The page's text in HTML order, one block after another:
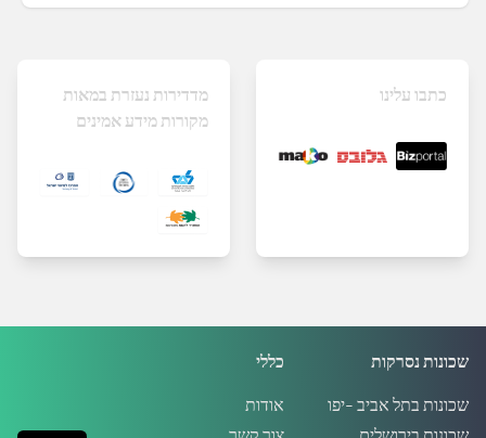
מדדירות נעזרת במאות
מקורות מידע אמינים
כתבו עלינו
כללי
אודות
שכונות נסרקות
שכונות בתל אביב -יפו